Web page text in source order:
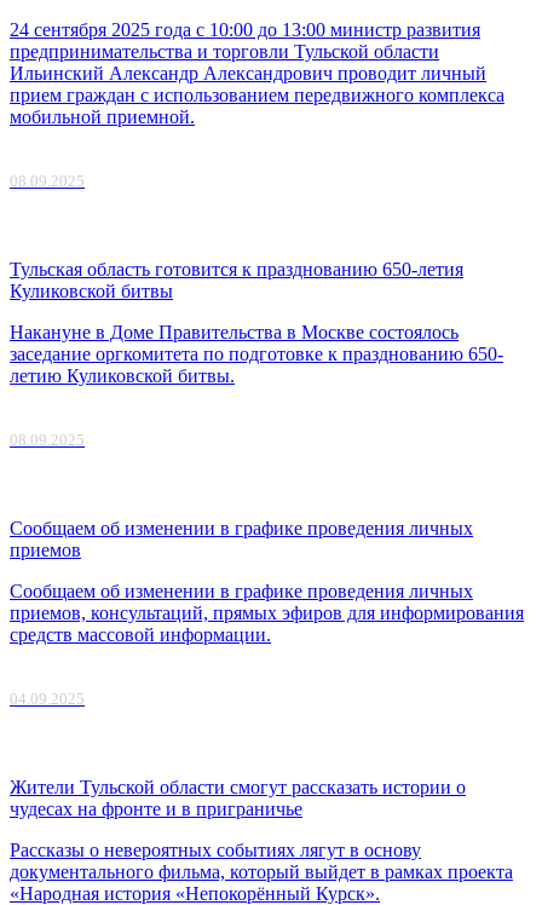
24 сентября 2025 года с 10:00 до 13:00 министр развития
предпринимательства и торговли Тульской области
Ильинский Александр Александрович проводит личный
прием граждан с использованием передвижного комплекса
мобильной приемной.
08.09.2025
Тульская область готовится к празднованию 650-летия
Куликовской битвы
Накануне в Доме Правительства в Москве состоялось
заседание оргкомитета по подготовке к празднованию 650-
летию Куликовской битвы.
08.09.2025
Сообщаем об изменении в графике проведения личных
приемов
Сообщаем об изменении в графике проведения личных
приемов, консультаций, прямых эфиров для информирования
средств массовой информации.
04.09.2025
Жители Тульской области cмогут рассказать истории о
чудесах на фронте и в приграничье
Рассказы о невероятных событиях лягут в основу
документального фильма, который выйдет в рамках проекта
«Народная история «Непокорённый Курск».